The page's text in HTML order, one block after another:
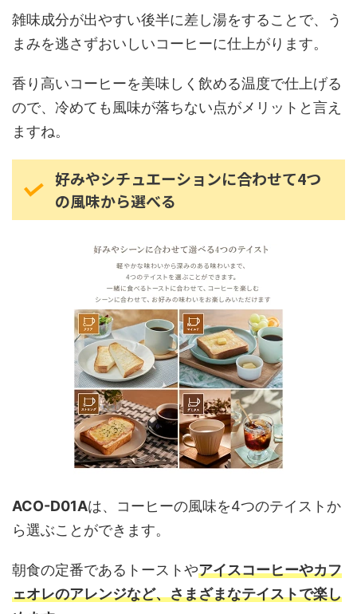
雑味成分が出やすい後半に差し湯をすることで、う
まみを逃さずおいしいコーヒーに仕上がります。
香り高いコーヒーを美味しく飲める温度で仕上げる
ので、冷めても風味が落ちない点がメリットと言え
ますね。
好みやシチュエーションに合わせて4つ
の風味から選べる
ACO-D01Aは、コーヒーの風味を4つのテイストか
ら選ぶことができます。
朝食の定番であるトーストやアイスコーヒーやカフ
ェオレのアレンジなど、さまざまなテイストで楽し